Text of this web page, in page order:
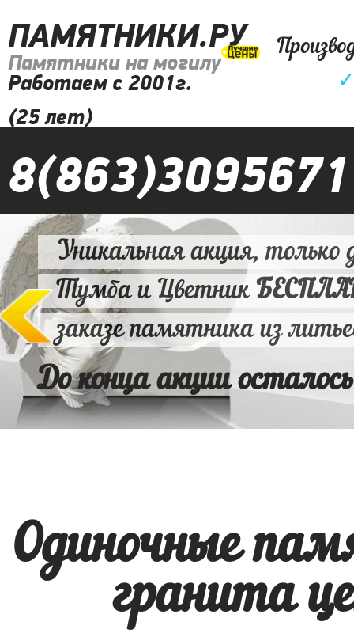
ПАМЯТНИКИ.РУ
Памятники на могилу
Работаем с 2001г.
(25 лет)
8(863)3095671
Уникальная акция, только
Тумба и Цветник
заказе памятника из
До конца акции
Одиночные
гранита